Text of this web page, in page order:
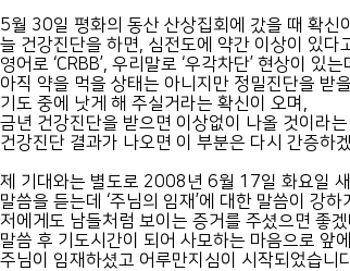
5월 30일 평화의 동산 산상집회에 갔을 때 확신
늘 건강진단을 하면, 심전도에 약간 이상이 있다
영어로 ‘CRBB’, 우리말로 ‘우각차단’ 현상이 있는
아직 약을 먹을 상태는 아니지만 정밀진단을 받
기도 중에 낫게 해 주실거라는 확신이 오며,
금년 건강진단을 받으면 이상없이 나올 것이라
건강진단 결과가 나오면 이 부분은 다시 간증하
제 기대와는 별도로 2008년 6월 17일 화요일 새
말씀을 듣는데 ‘주님의 임재’에 대한 말씀이 강
저에게도 남들처럼 보이는 증거를 주셨으면 좋
말씀 후 기도시간이 되어 사모하는 마음으로 앞
주님이 임재하셨고 어루만지심이 시작되었습니